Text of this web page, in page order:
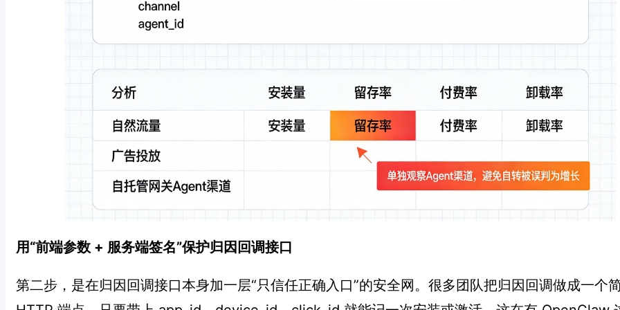
用“前端参数 + 服务端签名”保护归因回调接口
第二步，是在归因回调接口本身加一层“只信任正确入口”的安全网。很多团队把归因回调做成一个